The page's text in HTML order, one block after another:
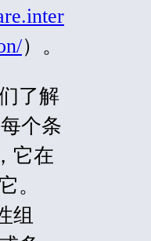
）。
了解
个条
它在
。
组